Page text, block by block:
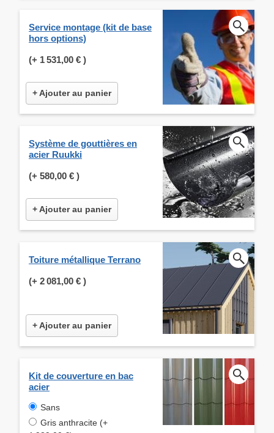
Service montage (kit de base
hors options)
(+ 1 531,00 € )
+ Ajouter au panier
Système de gouttières en
acier Ruukki
(+ 580,00 € )
+ Ajouter au panier
Toiture métallique Terrano
(+ 2 081,00 € )
+ Ajouter au panier
Kit de couverture en bac
acier
Sans
Gris anthracite (+